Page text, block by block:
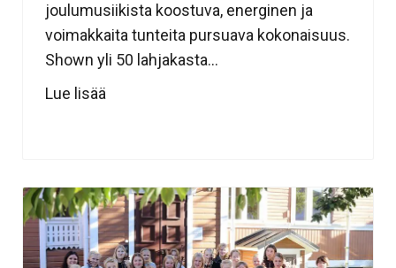
joulumusiikista koostuva, energinen ja
voimakkaita tunteita pursuava kokonaisuus.
Shown yli 50 lahjakasta...
Lue lisää